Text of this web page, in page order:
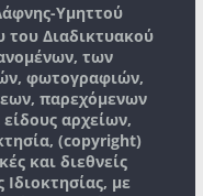
Υμηττού
του Διαδικτυακού
των
φωτογραφιών,
παρεχόμενων
αρχείων,
(copyright)
και διεθνείς
Ιδιοκτησίας, με